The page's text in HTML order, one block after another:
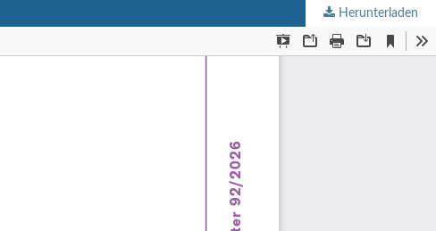
Herunterladen